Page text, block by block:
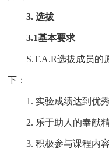
3. 选拔
3.1基本要求
S.T.A.R选拔成员的
下：
1. 实验成绩达到优秀
2. 乐于助人的奉献
3. 积极参与课程内